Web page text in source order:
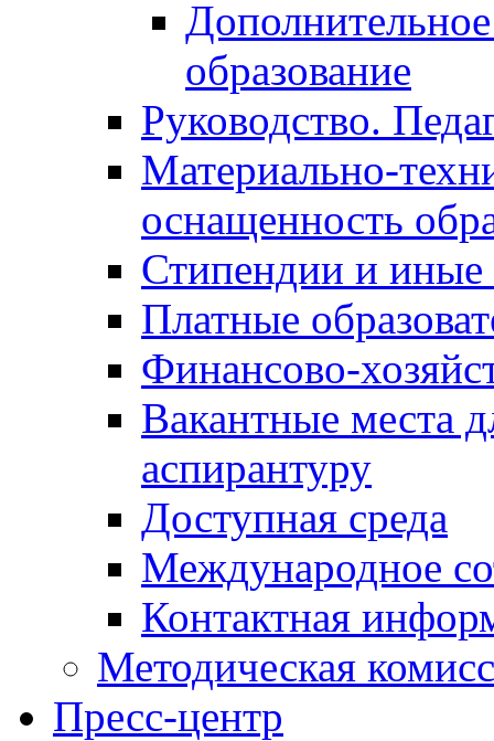
образование
Руководство.
Материально-
оснащенность
Стипендии и иные
Платные
Финансово-
Вакантные места
аспирантуру
Доступная среда
Международное
Контактная
Методическая
Пресс-центр